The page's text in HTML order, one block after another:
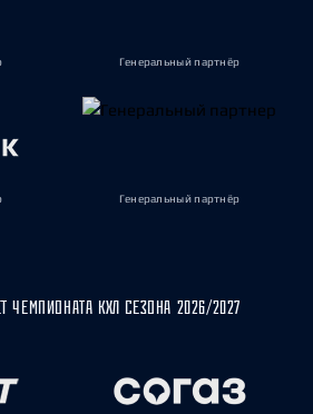
Генеральный партнёр
Генеральный партнёр
ЧЕМПИОНАТА КХЛ СЕЗОНА 2026/2027